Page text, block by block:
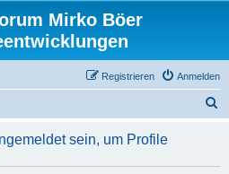
Mirko Böer
Anmelden
Registrieren
h
sein, um Profile